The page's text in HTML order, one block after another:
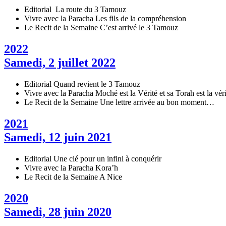
Editorial La route du 3 Tamouz
Vivre avec la Paracha Les fils de la compréhension
Le Recit de la Semaine C’est arrivé le 3 Tamouz
2022
Samedi, 2 juillet 2022
Editorial Quand revient le 3 Tamouz
Vivre avec la Paracha Moché est la Vérité et sa Torah est la
Le Recit de la Semaine Une lettre arrivée au bon moment…
2021
Samedi, 12 juin 2021
Editorial Une clé pour un infini à conquérir
Vivre avec la Paracha Kora’h
Le Recit de la Semaine A Nice
2020
Samedi, 28 juin 2020